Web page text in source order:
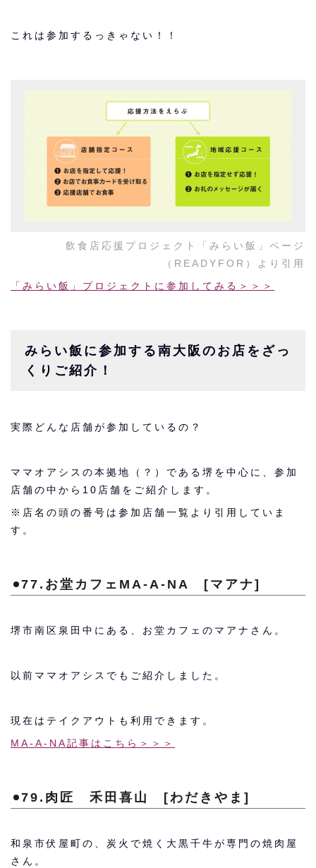
これは参加するっきゃない！！
飲食店応援プロジェクト「みらい飯」ページ
（READYFOR）より引用
「みらい飯」プロジェクトに参加してみる＞＞＞
みらい飯に参加する南大阪のお店をざっ
くりご紹介！
実際どんな店舗が参加しているの？
ママオアシスの本拠地（？）である堺を中心に、参加
店舗の中から10店舗をご紹介します。
※店名の頭の番号は参加店舗一覧より引用していま
す。
77.お堂カフェMA-A-NA [マアナ]
堺市南区泉田中にある、お堂カフェのマアナさん。
以前ママオアシスでもご紹介しました。
現在はテイクアウトも利用できます。
MA-A-NA記事はこちら＞＞＞
79.肉匠 禾田喜山 [わだきやま]
和泉市伏屋町の、炭火で焼く大黒千牛が専門の焼肉屋
さん。